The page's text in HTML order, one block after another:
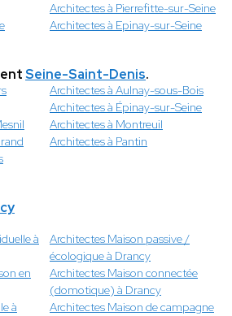
Architectes à Pierrefitte-sur-Seine
Architectes à Epinay-sur-Seine
Seine-Saint-Denis.
Architectes à Aulnay-sous-Bois
Architectes à Épinay-sur-Seine
Architectes à Montreuil
Architectes à Pantin
à
Architectes Maison passive /
écologique à Drancy
en
Architectes Maison connectée
(domotique) à Drancy
à
Architectes Maison de campagne